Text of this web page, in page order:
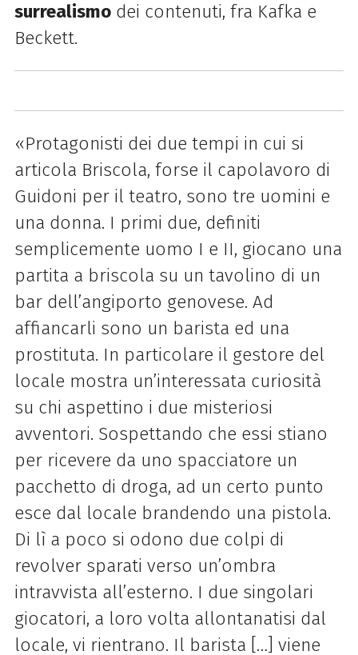
surrealismodei contenuti, fra Kafka e
Beckett.
«Protagonisti dei due tempi in cui si
articola Briscola, forse il capolavoro di
Guidoni per il teatro, sono tre uomini e
una donna. I primi due, definiti
semplicemente uomo I e II, giocano una
partita a briscola su un tavolino di un
bar dell’angiporto genovese. Ad
affiancarli sono un barista ed una
prostituta. In particolare il gestore del
locale mostra un’interessata curiosità
su chi aspettino i due misteriosi
avventori. Sospettando che essi stiano
per ricevere da uno spacciatore un
pacchetto di droga, ad un certo punto
esce dal locale brandendo una pistola.
Di lì a poco si odono due colpi di
revolver sparati verso un’ombra
intravvista all’esterno. I due singolari
giocatori, a loro volta allontanatisi dal
locale, vi rientrano. Il barista […] viene